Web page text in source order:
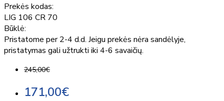
Prekės kodas:
LIG 106 CR 70
Būklė:
Pristatome per 2-4 d.d. Jeigu prekės nėra sandėlyje,
pristatymas gali užtrukti iki 4-6 savaičių.
245,00€
171,00€